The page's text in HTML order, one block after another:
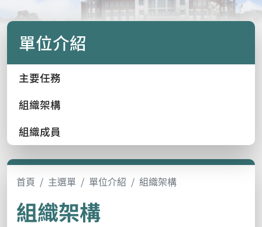
單位介紹
主要任務
組織架構
組織成員
首頁 主選單 單位介紹 組織架構
組織架構